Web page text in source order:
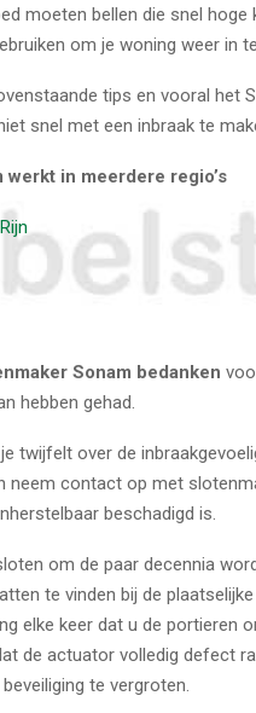
moeten bellen die snel
om je woning weer in
tips en vooral het
snel met een inbraak te
werkt in meerdere regio’s
Sonam bedanken
hebben gehad.
twijfelt over de
neem contact op met
beschadigd is.
om de paar decennia
te vinden bij de
elke keer dat u de portieren
de actuator volledig defect
te vergroten.